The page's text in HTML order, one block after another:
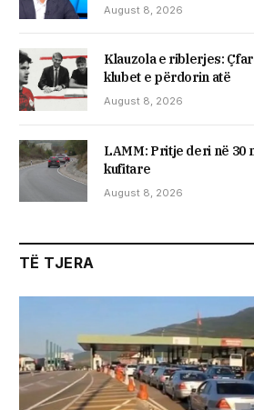
August 8, 2026
Klauzola e riblerjes:
klubet e përdorin atë
August 8, 2026
LAMM: Pritje deri në 30
kufitare
August 8, 2026
TË TJERA